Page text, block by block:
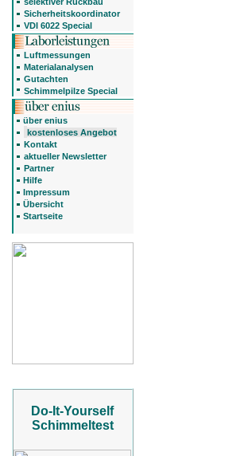
Sicherheitskoordinator
VDI 6022 Special
Luftmessungen
Materialanalysen
Gutachten
Schimmelpilze Special
über enius
kostenloses Angebot
Kontakt
aktueller Newsletter
Partner
Hilfe
Impressum
Übersicht
Startseite
Do-It-Yourself
Schimmeltest